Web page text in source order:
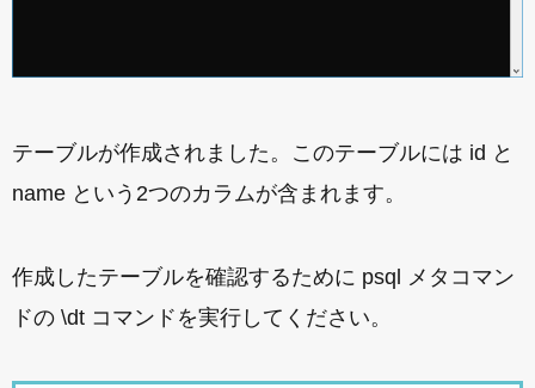
テーブルが作成されました。このテーブルには id と
name という2つのカラムが含まれます。
作成したテーブルを確認するために psql メタコマン
ドの \dt コマンドを実行してください。